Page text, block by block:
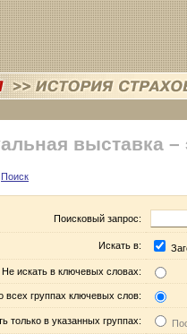
выставка –
Поиск
Поисковый запрос:
Искать в:
Не искать в ключевых словах:
всех группах ключевых слов:
только в указанных группах: